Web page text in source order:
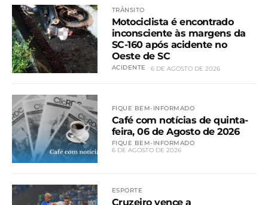
TRÂNSITO
Motociclista é encontrado
inconsciente às margens da
SC-160 após acidente no
Oeste de SC
ACIDENTE 6 DE AGOSTO DE 2026
FIQUE BEM-INFORMADO
Café com notícias de quinta-
feira, 06 de Agosto de 2026
FIQUE BEM-INFORMADO
6 DE AGOSTO DE 2026
ESPORTE
Cruzeiro vence a